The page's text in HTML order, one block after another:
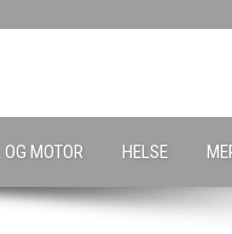
OG MOTOR HELSE